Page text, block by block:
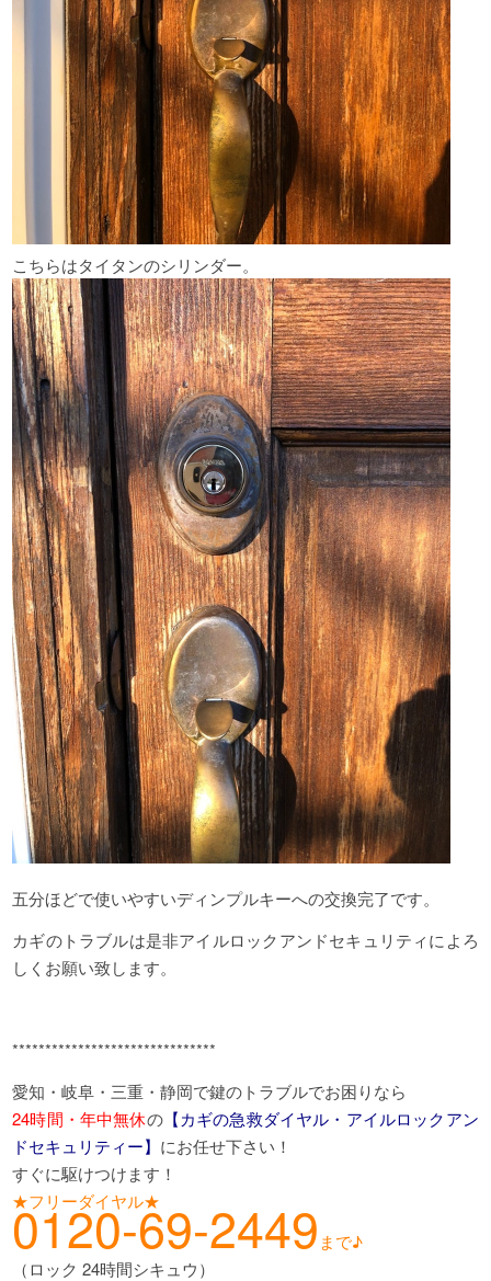
こちらはタイタンのシリンダー。
五分ほどで使いやすいディンプルキーへの交換完了です。
カギのトラブルは是非アイルロックアンドセキュリティによろ
しくお願い致します。
*******************************
愛知・岐阜・三重・静岡で鍵のトラブルでお困りなら
24時間・年中無休の【カギの急救ダイヤル・アイルロックアン
ドセキュリティー】 にお任せ下さい！
すぐに駆けつけます！
★フリーダイヤル★
0120-69-2449 まで♪
（ロック 24時間シキュウ）